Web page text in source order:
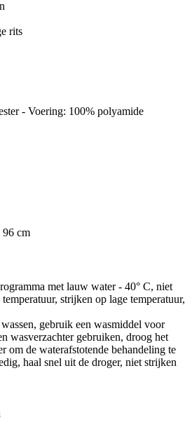
rits
- Voering: 100% polyamide
96 cm
met lauw water - 40° C, niet
strijken op lage temperatuur,
gebruik een wasmiddel voor
wasverzachter gebruiken, droog het
om de waterafstotende behandeling te
haal snel uit de droger, niet strijken